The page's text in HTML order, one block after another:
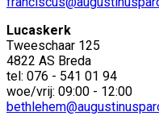
Lucaskerk
Tweeschaar 125
4822 AS Breda
tel: 076 - 541 01 94
woe/vrij: 09:00 - 12:00